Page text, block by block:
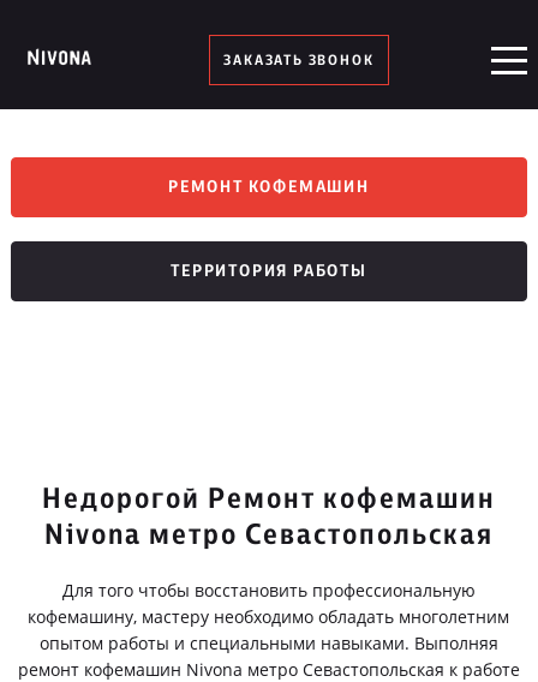
ЗАКАЗАТЬ ЗВОНОК
РЕМОНТ КОФЕМАШИН
ТЕРРИТОРИЯ РАБОТЫ
Недорогой Ремонт кофемашин
Nivona метро Севастопольская
Для того чтобы восстановить профессиональную
кофемашину, мастеру необходимо обладать многолетним
опытом работы и специальными навыками. Выполняя
ремонт кофемашин Nivona метро Севастопольская к работе